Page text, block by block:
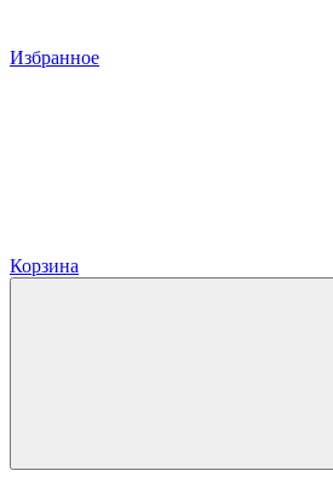
Избранное
Корзина